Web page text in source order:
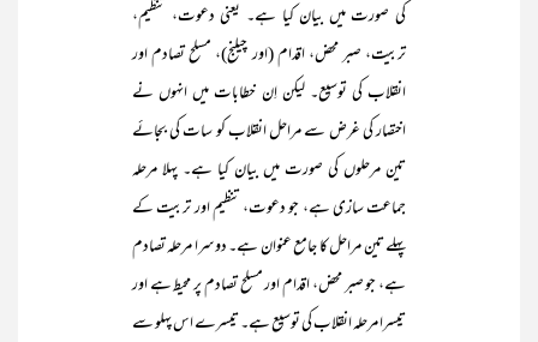
کی صورت میں بیان کیا ہے۔ یعنی دعوت، تنظیم،
تربیت، صبر محض، اقدام (اور چیلنج)، مسلح تصادم اور
انقلاب کی توسیع۔ لیکن اِن خطابات میں انہوں نے
اختصار کی غرض سے مراحل انقلاب کو سات کی بجائے
تین مرحلوں کی صورت میں بیان کیا ہے۔ پہلا مرحلہ
جماعت سازی ہے، جو دعوت، تنظیم اور تربیت کے
پہلے تین مراحل کا جامع عنوان ہے۔ دوسرا مرحلہ تصادم
ہے، جو صبر محض، اقدام اور مسلح تصادم پر محیط ہے اور
تیسرا مرحلہ انقلاب کی توسیع ہے۔ تیسرے اس پہلو سے